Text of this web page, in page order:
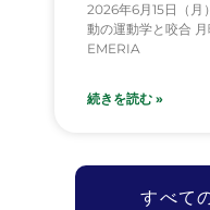
2026年6月15日（月
動の運動学と咬合
EMERIA
続きを読む »
すべて